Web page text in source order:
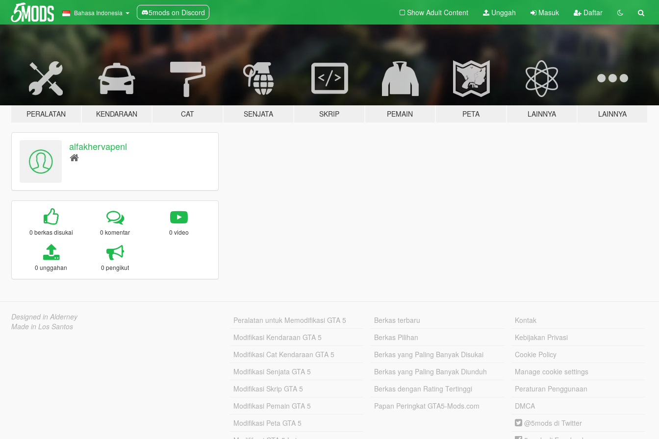
Bahasa Indonesia 5mods on Discord Show Adult Content Unggah Masuk Daftar
PERALATAN KENDARAAN CAT SENJATA SKRIP PEMAIN PETA LAINNYA LAINNYA
alfakhervapenl
0 berkas disukai 0 komentar 0 video
0 unggahan 0 pengikut
Designed in Alderney
Made in Los Santos
Peralatan untuk Memodifikasi GTA 5
Modifikasi Kendaraan GTA 5
Modifikasi Cat Kendaraan GTA 5
Modifikasi Senjata GTA 5
Modifikasi Skrip GTA 5
Modifikasi Pemain GTA 5
Modifikasi Peta GTA 5
Berkas terbaru
Berkas Pilihan
Berkas yang Paling Banyak Disukai
Berkas yang Paling Banyak Diunduh
Berkas dengan Rating Tertinggi
Papan Peringkat GTA5-Mods.com
Kontak
Kebijakan Privasi
Cookie Policy
Manage cookie settings
Peraturan Penggunaan
DMCA
@5mods di Twitter